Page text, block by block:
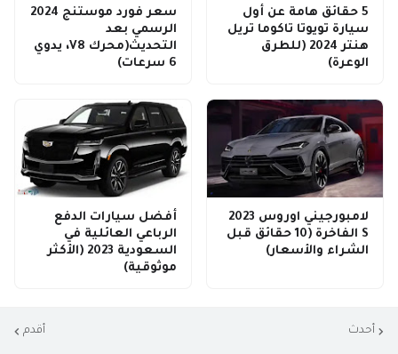
5 حقائق هامة عن أول
سيارة تويوتا تاكوما تريل
هنتر 2024 (للطرق
الوعرة)
سعر فورد موستنج 2024
الرسمي بعد
التحديث(محرك V8، يدوي
6 سرعات)
لامبورجيني اوروس 2023
S الفاخرة (10 حقائق قبل
الشراء والأسعار)
أفضل سيارات الدفع
الرباعي العائلية في
السعودية 2023 (الأكثر
موثوقية)
أحدث أقدم